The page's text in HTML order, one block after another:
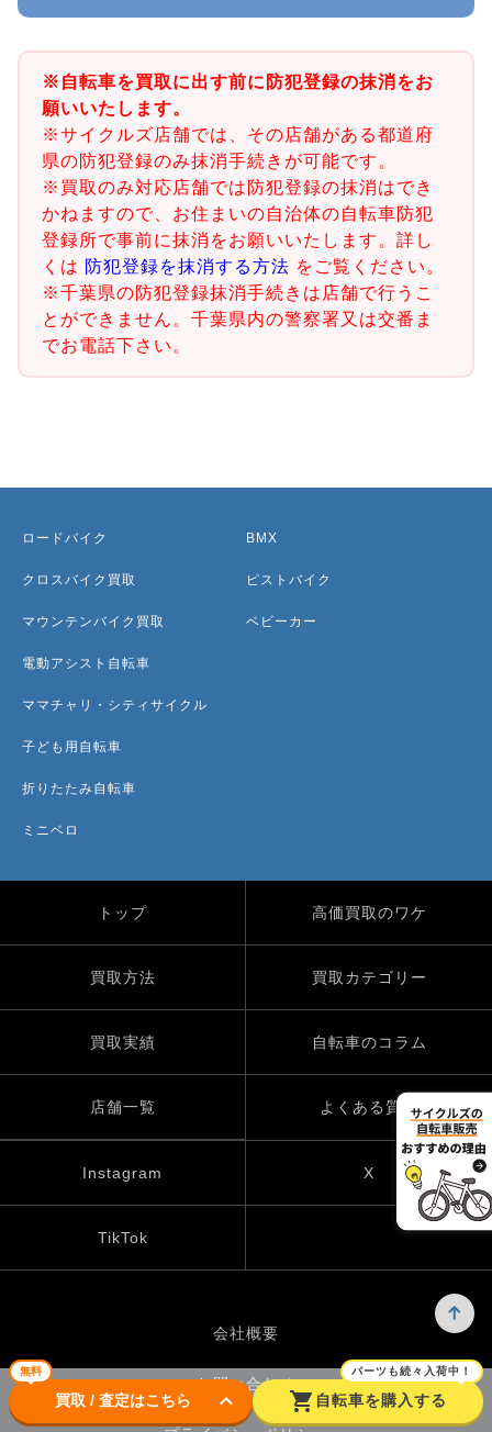
※自転車を買取に出す前に防犯登録の抹消をお
願いいたします。
※サイクルズ店舗では、その店舗がある都道府
県の防犯登録のみ抹消手続きが可能です。
※買取のみ対応店舗では防犯登録の抹消はでき
かねますので、お住まいの自治体の自転車防犯
登録所で事前に抹消をお願いいたします。詳し
くは 防犯登録を抹消する方法 をご覧ください。
※千葉県の防犯登録抹消手続きは店舗で行うこ
とができません。千葉県内の警察署又は交番ま
でお電話下さい。
無料
買取 / 査定はこちら keyboard_arrow_down shopping_cart
パーツも続々入荷中！
自転車を購入する
ロードバイク
クロスバイク買取
マウンテンバイク買取
電動アシスト自転車
ママチャリ・シティサイクル
子ども用自転車
折りたたみ自転車
ミニベロ
BMX
ピストバイク
ベビーカー
トップ 高価買取のワケ
買取方法 買取カテゴリー
買取実績 自転車のコラム
店舗一覧 よくある質問
Instagram X
TikTok
会社概要
お問い合わせ